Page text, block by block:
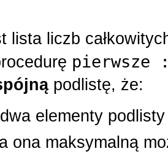
lista liczb
podlistę, że:
elementy
ona maksymalną